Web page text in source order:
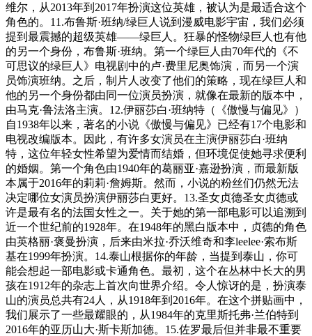
维尔，从2013年到2017年扮演这位英雄，被认为是最适合这个
角色的。11.布鲁斯·班纳/绿巨人说到漫威电影宇宙，我们必须
提到最震撼的超级英雄——绿巨人。狂暴的怪物绿巨人也有他
的另一个身份，布鲁斯·班纳。第一个绿巨人由70年代的《不
可思议的绿巨人》电视剧中的卢·费里尼奥饰演，而另一个演
员饰演班纳。之后，制片人改变了他们的策略，现在绿巨人和
他的另一个身份都由同一位演员扮演，就像在最新的版本中，
由马克·鲁法洛主演。12.伊丽莎白·班纳特（《傲慢与偏见》）
自1938年以来，著名的小说《傲慢与偏见》已经有17个电影和
电视改编版本。因此，有许多女演员在主演伊丽莎白·班纳
特，这位年轻女性希望为爱情而结婚，但环境促使她寻求便利
的婚姻。第一个角色由1940年的葛丽亚·嘉逊扮演，而最新版
本属于2016年的莉莉·詹姆斯。然而，小说的粉丝们仍然无法
决定哪位女演员扮演伊丽莎白更好。13.圣女贞德圣女贞德或
许是最有名的法国女性之一。关于她的第一部电影可以追溯到
近一个世纪前的1928年。在1948年的黑白版本中，贞德的角色
由英格丽·褒曼扮演，后来由米拉·乔沃维奇和李leelee·索布斯
基在1999年扮演。14.泰山根据你的年龄，当提到泰山，你可
能会想起一部电影或卡通角色。最初，这个在丛林中长大的男
孩在1912年的杂志上首次向世界介绍。令人惊讶的是，扮演泰
山的演员总共有24人，从1918年到2016年。在这个拼贴画中，
我们展示了一些最耀眼的，从1984年的克里斯托弗·兰伯特到
2016年的亚历山大·斯卡斯加德。15.佐罗最后但并非最不重要